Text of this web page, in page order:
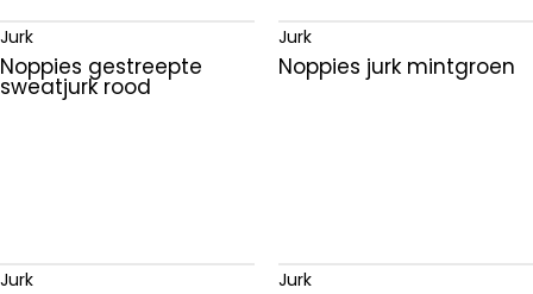
Jurk
Noppies gestreepte
sweatjurk rood
Jurk
Noppies jurk mintgroen
Jurk Jurk